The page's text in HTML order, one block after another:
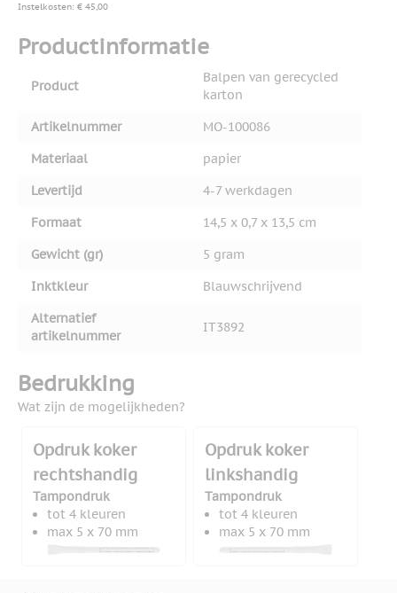
Instelkosten: € 45,00
Productinformatie
Product
Balpen van gerecycled
karton
Artikelnummer
MO-100086
Materiaal
papier
Levertijd
4-7 werkdagen
Formaat
14,5 x 0,7 x 13,5 cm
Gewicht (gr)
5 gram
Inktkleur
Blauwschrijvend
Alternatief
artikelnummer
IT3892
Bedrukking
Wat zijn de mogelijkheden?
Opdruk koker
rechtshandig
Tampondruk
tot 4 kleuren
max 5 x 70 mm
Opdruk koker
linkshandig
Tampondruk
tot 4 kleuren
max 5 x 70 mm